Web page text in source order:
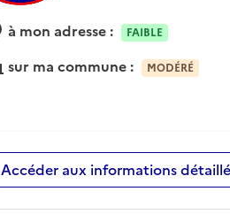
à mon adresse : FAIBLE
sur ma commune : MODÉRÉ
Accéder aux informations